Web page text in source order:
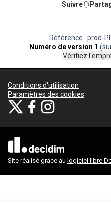
Suivre
Référence : prod-
Numéro de version 1
Vérifiez
Conditions d'utilisation
Paramètres des cookies
Je participe ! sur X
Je participe ! sur Facebook
Je participe ! sur
(Lien externe)
Site réalisé grâce au logiciel libre